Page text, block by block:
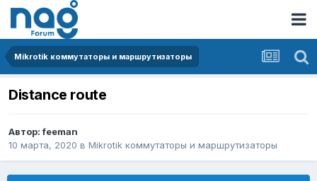
Mikrotik коммутаторы и маршрутизаторы
Distance route
Автор:feeman
10 марта, 2020 в Mikrotik коммутаторы и маршрутизаторы